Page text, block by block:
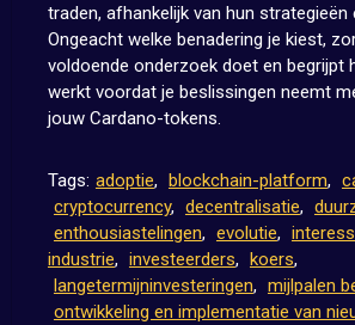
traden, afhankelijk van hun strategieën
Ongeacht welke benadering je kiest,
voldoende onderzoek doet en begrijpt
werkt voordat je beslissingen neemt
jouw Cardano-tokens.
Tags: adoptie, blockchain-platform,
cryptocurrency, decentralisatie,
enthousiastelingen, evolutie,
industrie, investeerders, koers,
langetermijninvesteringen, mijlpalen
ontwikkeling en implementatie van